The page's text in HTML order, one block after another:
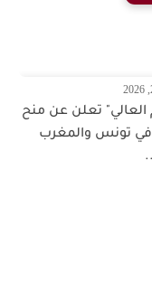
العالي" تعلن عن منح
في تونس والمغرب